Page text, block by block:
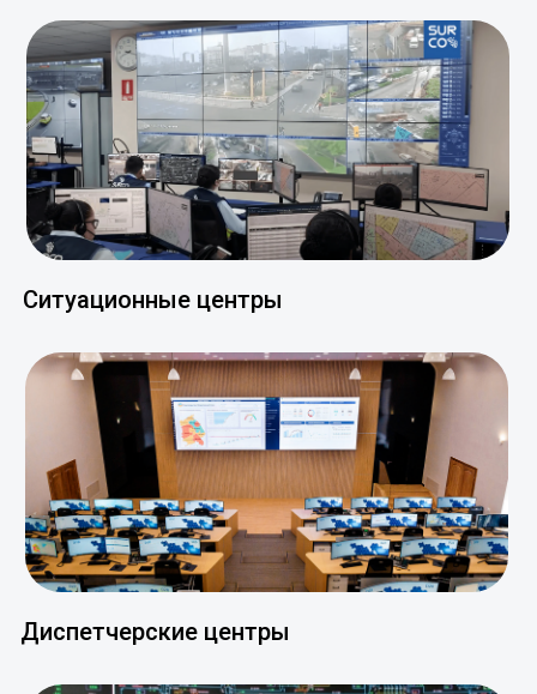
Ситуационные центры
Диспетчерские центры